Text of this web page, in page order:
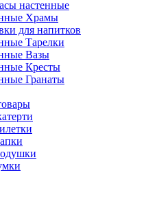
настенные
Храмы
для напитков
Тарелки
Вазы
Кресты
Гранаты